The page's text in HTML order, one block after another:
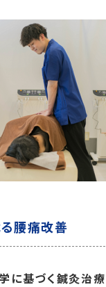
腰痛改善
に基づく鍼灸治療